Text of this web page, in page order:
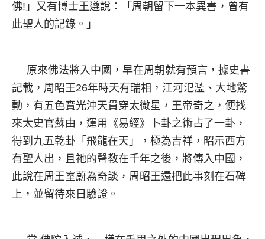
佛!」又有博士王遵說：「周朝留下一本異書，曾有
此聖人的記錄。」
原來佛法將入中國，早在周朝就有預言，據史書
記載，周昭王26年時天有瑞相，江河氾濫、大地驚
動，有五色寶光沖天貫穿太微星，王帝奇之，便找
來太史官蘇由，運用《易經》卜卦之術占了一卦，
得到九五乾卦「飛龍在天」，極為吉祥，昭示西方
有聖人出，且祂的聲教在千年之後，將傳入中國，
此說在周王室蔚為奇談，周昭王還把此事刻在石碑
上，並留待來日驗證。